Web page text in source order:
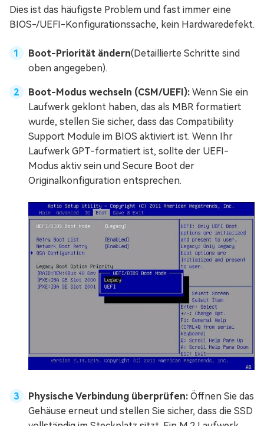
Dies ist das häufigste Problem und fast immer eine
BIOS-/UEFI-Konfigurationssache, kein Hardwaredefekt.
Boot-Priorität ändern(Detaillierte Schritte sind
oben angegeben).
Boot-Modus wechseln (CSM/UEFI): Wenn Sie ein
Laufwerk geklont haben, das als MBR formatiert
wurde, stellen Sie sicher, dass das Compatibility
Support Module im BIOS aktiviert ist. Wenn Ihr
Laufwerk GPT-formatiert ist, sollte der UEFI-
Modus aktiv sein und Secure Boot der
Originalkonfiguration entsprechen.
Physische Verbindung überprüfen: Öffnen Sie das
Gehäuse erneut und stellen Sie sicher, dass die SSD